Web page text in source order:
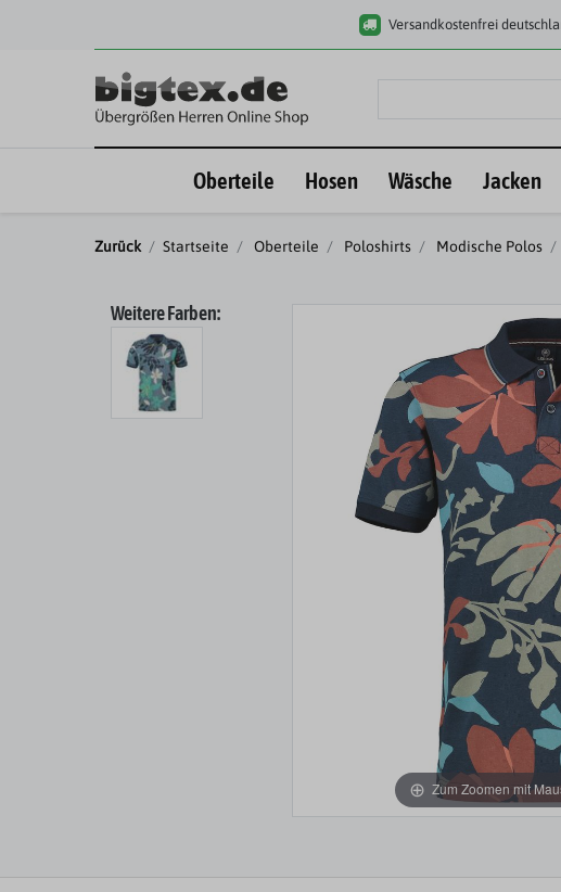
Versandkostenfrei
Oberteile Hosen Wäsche Jacken
Zurück Startseite Oberteile Poloshirts Modische Polos
Weitere Farben:
Zum Zoomen mit